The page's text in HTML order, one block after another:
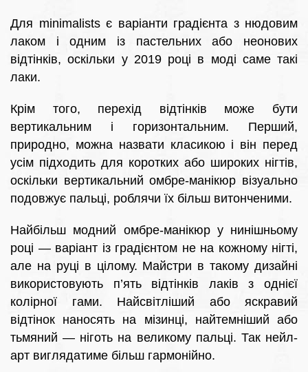
Для minimalists є варіанти градієнта з нюдовим
лаком і одним із пастельних або неонових
відтінків, оскільки у 2019 році в моді саме такі
лаки.
Крім того, перехід відтінків може бути
вертикальним і горизонтальним. Перший,
природно, можна назвати класикою і він перед
усім підходить для коротких або широких нігтів,
оскільки вертикальний омбре-манікюр візуально
подовжує пальці, роблячи їх більш витонченими.
Найбільш модний омбре-манікюр у нинішньому
році — варіант із градієнтом не на кожному нігті,
але на руці в цілому. Майстри в такому дизайні
використовують п’ять відтінків лаків з однієї
колірної гами. Найсвітліший або яскравий
відтінок наносять на мізинці, найтемніший або
тьмяний — ніготь на великому пальці. Так нейл-
арт виглядатиме більш гармонійно.